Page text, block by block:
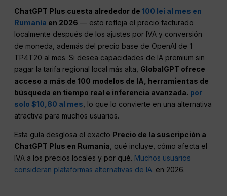
ChatGPT Plus cuesta alrededor de100 lei al mes en
Rumanía en 2026 — esto refleja el precio facturado
localmente después de los ajustes por IVA y conversión
de moneda, además del precio base de OpenAI de 1
TP4T20 al mes. Si desea capacidades de IA premium sin
pagar la tarifa regional local más alta, GlobalGPT ofrece
acceso a más de 100 modelos de IA, herramientas de
búsqueda en tiempo real e inferencia avanzada. por
solo $10,80 al mes , lo que lo convierte en una alternativa
atractiva para muchos usuarios.
Esta guía desglosa el exacto Precio de la suscripción a
ChatGPT Plus en Rumanía , qué incluye, cómo afecta el
IVA a los precios locales y por qué. Muchos usuarios
consideran plataformas alternativas de IA. en 2026.